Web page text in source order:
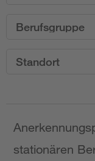
Berufsgruppe
Standort
stationären